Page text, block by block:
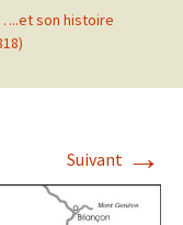
son histoire
Suivant →